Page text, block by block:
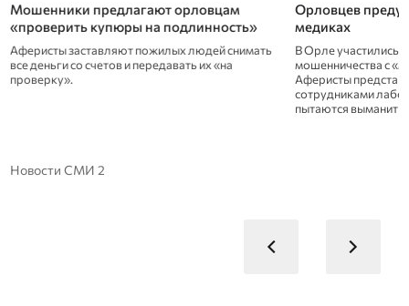
Орловцев предупреждают о лже-
медиках
В Орле участились случаи телефонного
мошенничества с «медицинскими» легендами.
Аферисты представляются врачами,
Двое жителей
смогли
Завершить
сотрудники полиции
Новости СМИ 2